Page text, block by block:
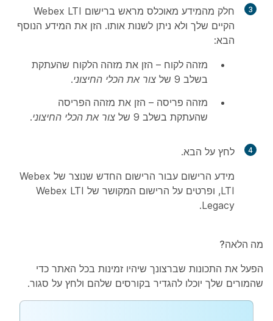
3
חלק מהמידע מאוכלס מראש ברישום Webex LTI
הקיים שלך ולא ניתן לשנות אותו. הזן את המידע הנוסף
הבא:
מזהה לקוח – הזן את מזהה הלקוח שהעתקת
בשלב 9 של
צור את הכלי החיצוני.
מזהה פריסה – הזן את מזהה הפריסה
שהעתקת בשלב 9 של
צור את הכלי החיצוני.
4 לחץ על הבא.
מידע הרישום עבור הרישום החדש שנוצר של Webex
LTI, ופרטים על הרישום המקושר של Webex LTI
Legacy.
מה הלאה?
הפעל את התכונות שברצונך שיהיו זמינות בכל האתר כדי
שהמורים שלך יוכלו להגדיר בקורסים שלהם ולחץ על סגור.